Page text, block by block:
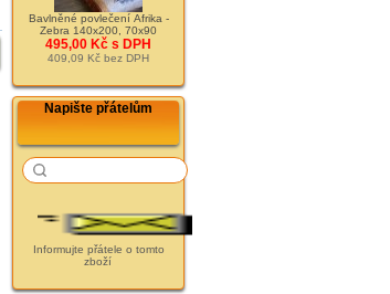
Bavlněné povlečení Afrika -
Zebra 140x200, 70x90
495,00 Kč s DPH
409,09 Kč bez DPH
Napište přátelům
Informujte přátele o tomto
zboží